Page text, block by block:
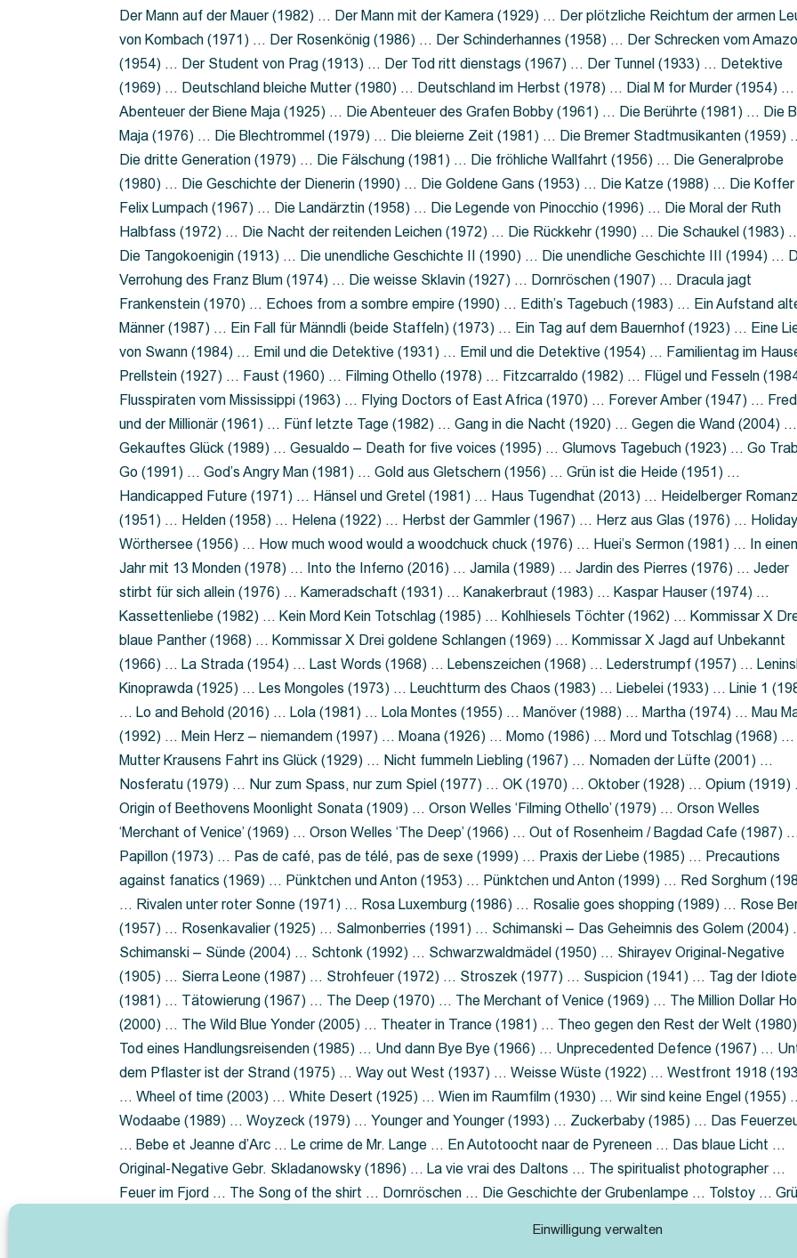
Einwilligung verwalten
Der Mann auf der Mauer (1982) … Der Mann mit der Kamera (1929) … Der plötzliche Reichtum der armen
von Kombach (1971) … Der Rosenkönig (1986) … Der Schinderhannes (1958) … Der Schrecken vom
(1954) … Der Student von Prag (1913) … Der Tod ritt dienstags (1967) … Der Tunnel (1933) … Detektive
(1969) … Deutschland bleiche Mutter (1980) … Deutschland im Herbst (1978) … Dial M for Murder (1954) …
Abenteuer der Biene Maja (1925) … Die Abenteuer des Grafen Bobby (1961) … Die Berührte (1981) … Die
Maja (1976) … Die Blechtrommel (1979) … Die bleierne Zeit (1981) … Die Bremer Stadtmusikanten (1959)
Die dritte Generation (1979) … Die Fälschung (1981) … Die fröhliche Wallfahrt (1956) … Die Generalprobe
(1980) … Die Geschichte der Dienerin (1990) … Die Goldene Gans (1953) … Die Katze (1988) … Die Koffer
Felix Lumpach (1967) … Die Landärztin (1958) … Die Legende von Pinocchio (1996) … Die Moral der Ruth
Halbfass (1972) … Die Nacht der reitenden Leichen (1972) … Die Rückkehr (1990) … Die Schaukel (1983)
Die Tangokoenigin (1913) … Die unendliche Geschichte II (1990) … Die unendliche Geschichte III (1994) …
Verrohung des Franz Blum (1974) … Die weisse Sklavin (1927) … Dornröschen (1907) … Dracula jagt
Frankenstein (1970) … Echoes from a sombre empire (1990) … Edith’s Tagebuch (1983) … Ein Aufstand
Männer (1987) … Ein Fall für Männdli (beide Staffeln) (1973) … Ein Tag auf dem Bauernhof (1923) … Eine
von Swann (1984) … Emil und die Detektive (1931) … Emil und die Detektive (1954) … Familientag im
Prellstein (1927) … Faust (1960) … Filming Othello (1978) … Fitzcarraldo (1982) … Flügel und Fesseln
Flusspiraten vom Mississippi (1963) … Flying Doctors of East Africa (1970) … Forever Amber (1947) …
und der Millionär (1961) … Fünf letzte Tage (1982) … Gang in die Nacht (1920) … Gegen die Wand (2004) …
Gekauftes Glück (1989) … Gesualdo – Death for five voices (1995) … Glumovs Tagebuch (1923) … Go
Go (1991) … God’s Angry Man (1981) … Gold aus Gletschern (1956) … Grün ist die Heide (1951) …
Handicapped Future (1971) … Hänsel und Gretel (1981) … Haus Tugendhat (2013) … Heidelberger
(1951) … Helden (1958) … Helena (1922) … Herbst der Gammler (1967) … Herz aus Glas (1976) …
Wörthersee (1956) … How much wood would a woodchuck chuck (1976) … Huei’s Sermon (1981) … In
Jahr mit 13 Monden (1978) … Into the Inferno (2016) … Jamila (1989) … Jardin des Pierres (1976) … Jeder
stirbt für sich allein (1976) … Kameradschaft (1931) … Kanakerbraut (1983) … Kaspar Hauser (1974) …
Kassettenliebe (1982) … Kein Mord Kein Totschlag (1985) … Kohlhiesels Töchter (1962) … Kommissar X
blaue Panther (1968) … Kommissar X Drei goldene Schlangen (1969) … Kommissar X Jagd auf Unbekannt
(1966) … La Strada (1954) … Last Words (1968) … Lebenszeichen (1968) … Lederstrumpf (1957) …
Kinoprawda (1925) … Les Mongoles (1973) … Leuchtturm des Chaos (1983) … Liebelei (1933) … Linie 1
… Lo and Behold (2016) … Lola (1981) … Lola Montes (1955) … Manöver (1988) … Martha (1974) … Mau
(1992) … Mein Herz – niemandem (1997) … Moana (1926) … Momo (1986) … Mord und Totschlag (1968) …
Mutter Krausens Fahrt ins Glück (1929) … Nicht fummeln Liebling (1967) … Nomaden der Lüfte (2001) …
Nosferatu (1979) … Nur zum Spass, nur zum Spiel (1977) … OK (1970) … Oktober (1928) … Opium (1919)
Origin of Beethovens Moonlight Sonata (1909) … Orson Welles ‘Filming Othello’ (1979) … Orson Welles
‘Merchant of Venice’ (1969) … Orson Welles ‘The Deep’ (1966) … Out of Rosenheim / Bagdad Cafe (1987) …
Papillon (1973) … Pas de café, pas de télé, pas de sexe (1999) … Praxis der Liebe (1985) … Precautions
against fanatics (1969) … Pünktchen und Anton (1953) … Pünktchen und Anton (1999) … Red Sorghum
… Rivalen unter roter Sonne (1971) … Rosa Luxemburg (1986) … Rosalie goes shopping (1989) … Rose
(1957) … Rosenkavalier (1925) … Salmonberries (1991) … Schimanski – Das Geheimnis des Golem (2004)
Schimanski – Sünde (2004) … Schtonk (1992) … Schwarzwaldmädel (1950) … Shirayev Original-Negative
(1905) … Sierra Leone (1987) … Strohfeuer (1972) … Stroszek (1977) … Suspicion (1941) … Tag der
(1981) … Tätowierung (1967) … The Deep (1970) … The Merchant of Venice (1969) … The Million Dollar
(2000) … The Wild Blue Yonder (2005) … Theater in Trance (1981) … Theo gegen den Rest der Welt
Tod eines Handlungsreisenden (1985) … Und dann Bye Bye (1966) … Unprecedented Defence (1967) …
dem Pflaster ist der Strand (1975) … Way out West (1937) … Weisse Wüste (1922) … Westfront 1918
… Wheel of time (2003) … White Desert (1925) … Wien im Raumfilm (1930) … Wir sind keine Engel (1955)
Wodaabe (1989) … Woyzeck (1979) … Younger and Younger (1993) … Zuckerbaby (1985) … Das
… Bebe et Jeanne d’Arc … Le crime de Mr. Lange … En Autotoocht naar de Pyreneen … Das blaue Licht …
Original-Negative Gebr. Skladanowsky (1896) … La vie vrai des Daltons … The spiritualist photographer …
Feuer im Fjord … The Song of the shirt … Dornröschen … Die Geschichte der Grubenlampe … Tolstoy …